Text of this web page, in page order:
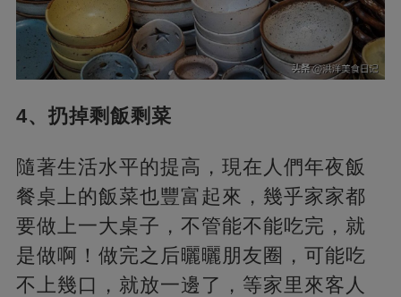
4、扔掉剩飯剩菜
隨著生活水平的提高，現在人們年夜飯
餐桌上的飯菜也豐富起來，幾乎家家都
要做上一大桌子，不管能不能吃完，就
是做啊！做完之后曬曬朋友圈，可能吃
不上幾口，就放一邊了，等家里來客人